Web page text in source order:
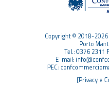
Copyright © 2018-2026
Porto
Tel.: 0376 2311
E-mail:
PEC:
[Privacy e